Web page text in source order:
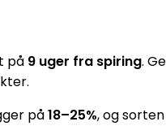
på 9 uger fra spiring.
på18–25%, og